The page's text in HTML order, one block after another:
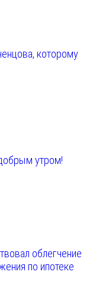
которому
утром!
облегчение
по ипотеке